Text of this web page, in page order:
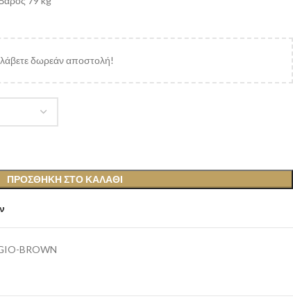
λάβετε δωρεάν αποστολή!
ΠΡΟΣΘΉΚΗ ΣΤΟ ΚΑΛΆΘΙ
BROWN